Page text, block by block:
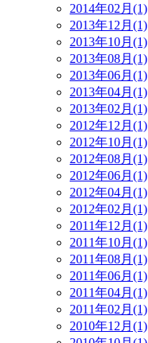
2014年02月(1)
2013年12月(1)
2013年10月(1)
2013年08月(1)
2013年06月(1)
2013年04月(1)
2013年02月(1)
2012年12月(1)
2012年10月(1)
2012年08月(1)
2012年06月(1)
2012年04月(1)
2012年02月(1)
2011年12月(1)
2011年10月(1)
2011年08月(1)
2011年06月(1)
2011年04月(1)
2011年02月(1)
2010年12月(1)